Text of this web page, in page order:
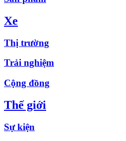
Xe
Thị trường
Trải nghiệm
Cộng đồng
Thế giới
Sự kiện